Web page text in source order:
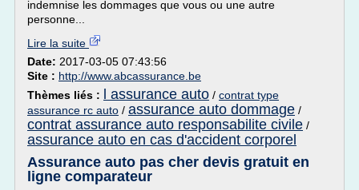
indemnise les dommages que vous ou une autre
personne...
Lire la suite
Date: 2017-03-05 07:43:56
Site : http://www.abcassurance.be
Thèmes liés :
l assurance auto / contrat type
assurance rc auto / assurance auto dommage /
contrat assurance auto responsabilite civile /
assurance auto en cas d'accident corporel
Assurance auto pas cher devis gratuit en
ligne comparateur